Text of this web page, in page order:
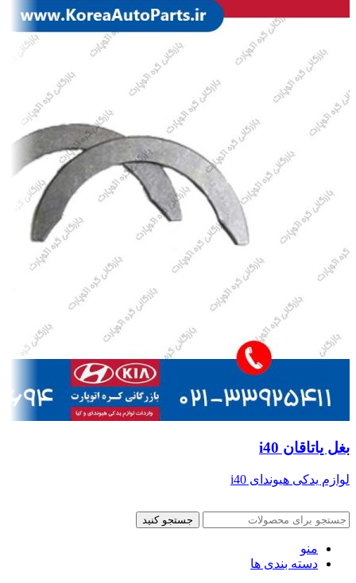
بغل یاتاقان i40
لوازم یدکی هیوندای i40
جستجو کنید
منو
دسته بندی ها